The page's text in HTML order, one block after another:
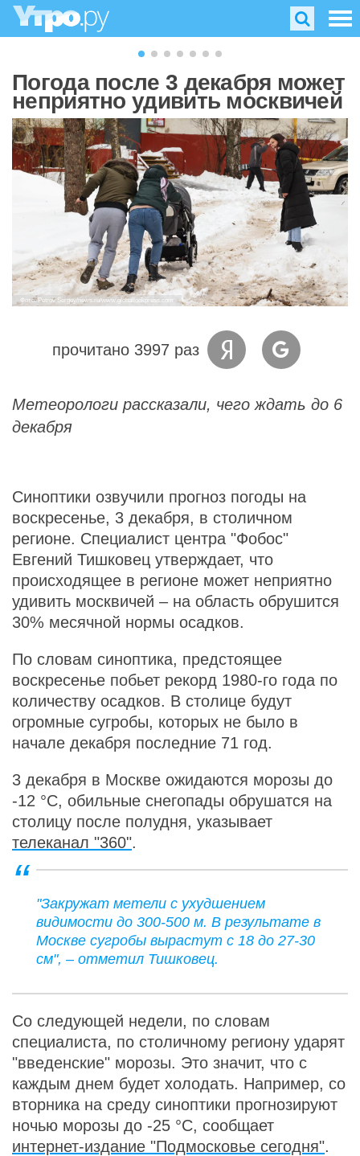
Погода после 3 декабря может
неприятно удивить москвичей
Фото: Petrov Sergey/news.ru/www.globallookpress.com
прочитано 3997 раз
Метеорологи рассказали, чего ждать до 6
декабря
Синоптики озвучили прогноз погоды на
воскресенье, 3 декабря, в столичном
регионе. Специалист центра "Фобос"
Евгений Тишковец утверждает, что
происходящее в регионе может неприятно
удивить москвичей – на область обрушится
30% месячной нормы осадков.
По словам синоптика, предстоящее
воскресенье побьет рекорд 1980-го года по
количеству осадков. В столице будут
огромные сугробы, которых не было в
начале декабря последние 71 год.
3 декабря в Москве ожидаются морозы до
-12 °C, обильные снегопады обрушатся на
столицу после полудня, указывает
телеканал "360".
"Закружат метели с ухудшением
видимости до 300-500 м. В результате в
Москве сугробы вырастут с 18 до 27-30
см", – отметил Тишковец.
Со следующей недели, по словам
специалиста, по столичному региону ударят
"введенские" морозы. Это значит, что с
каждым днем будет холодать. Например, со
вторника на среду синоптики прогнозируют
ночью морозы до -25 °C, сообщает
интернет-издание "Подмосковье сегодня".